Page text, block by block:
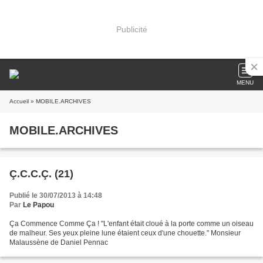
Publicité
MENU
Accueil » MOBILE.ARCHIVES
MOBILE.ARCHIVES
Ç.C.C.Ç. (21)
Publié le 30/07/2013 à 14:48
Par Le Papou
Ça Commence Comme Ça ! "L'enfant était cloué à la porte comme un oiseau
de malheur. Ses yeux pleine lune étaient ceux d'une chouette." Monsieur
Malaussène de Daniel Pennac